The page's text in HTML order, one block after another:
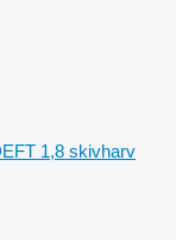
1,8 skivharv